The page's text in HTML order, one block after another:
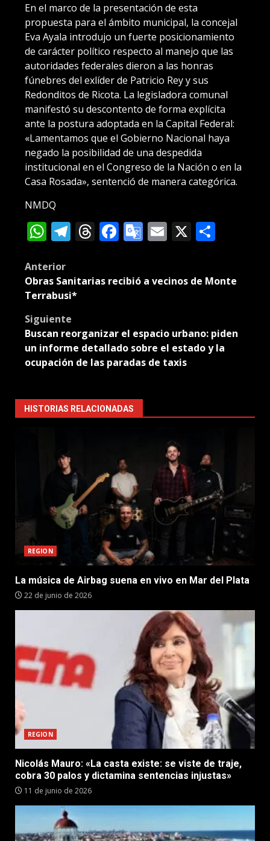
En el marco de la presentación de esta
propuesta para el ámbito municipal, la concejal
Eva Ayala introdujo un fuerte posicionamiento
de carácter político respecto al manejo que las
autoridades federales dieron a las honras
fúnebres del exlíder de Patricio Rey y sus
Redonditos de Ricota. La legisladora comunal
manifestó su descontento de forma explícita
ante la postura adoptada en la Capital Federal:
«Lamentamos que el Gobierno Nacional haya
negado la posibilidad de una despedida
institucional en el Congreso de la Nación o en la
Casa Rosada», sentenció de manera categórica.
NMDQ
WhatsApp
Telegram
Threads
Facebook
Google
Email
X
Post
navigation
Anterior
Obras Sanitarias recibió a vecinos de Monte
Terrabusi*
Siguiente
Buscan reorganizar el espacio urbano: piden
un informe detallado sobre el estado y la
ocupación de las paradas de taxis
HISTORIAS RELACIONADAS
REGION
La música de Airbag suena en vivo en Mar del Plata
22 de junio de 2026
REGION
Nicolás Mauro: «La casta existe: se viste de traje,
cobra 30 palos y dictamina sentencias injustas»
11 de junio de 2026